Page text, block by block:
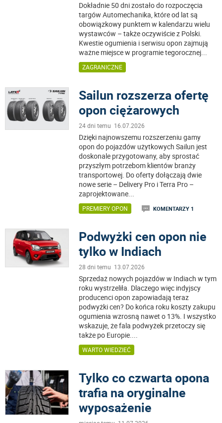
Dokładnie 50 dni zostało do rozpoczęcia
targów Automechanika, które od lat są
obowiązkowy punktem w kalendarzu wielu
wystawców – także oczywiście z Polski.
Kwestie ogumienia i serwisu opon zajmują
ważne miejsce w programie tegorocznej...
ZAGRANICZNE
Sailun rozszerza ofertę
opon ciężarowych
24 dni temu 16.07.2026
Dzięki najnowszemu rozszerzeniu gamy
opon do pojazdów użytkowych Sailun jest
doskonale przygotowany, aby sprostać
przyszłym potrzebom klientów branży
transportowej. Do oferty dołączają dwie
nowe serie – Delivery Pro i Terra Pro –
zaprojektowane...
PREMIERY OPON KOMENTARZY 1
Podwyżki cen opon nie
tylko w Indiach
28 dni temu 13.07.2026
Sprzedaż nowych pojazdów w Indiach w tym
roku wystrzeliła. Dlaczego więc indyjscy
producenci opon zapowiadają teraz
podwyżki cen? Do końca roku koszty zakupu
ogumienia wzrosną nawet o 13%. I wszystko
wskazuje, że fala podwyżek przetoczy się
także po Europie....
WARTO WIEDZIEĆ
Tylko co czwarta opona
trafia na oryginalne
wyposażenie